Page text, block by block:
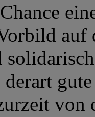
auf
von